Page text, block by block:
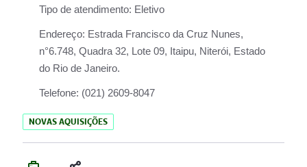
Tipo de atendimento: Eletivo
Endereço: Estrada Francisco da Cruz Nunes,
n°6.748, Quadra 32, Lote 09, Itaipu, Niterói, Estado
do Rio de Janeiro.
Telefone: (021) 2609-8047
NOVAS AQUISIÇÕES